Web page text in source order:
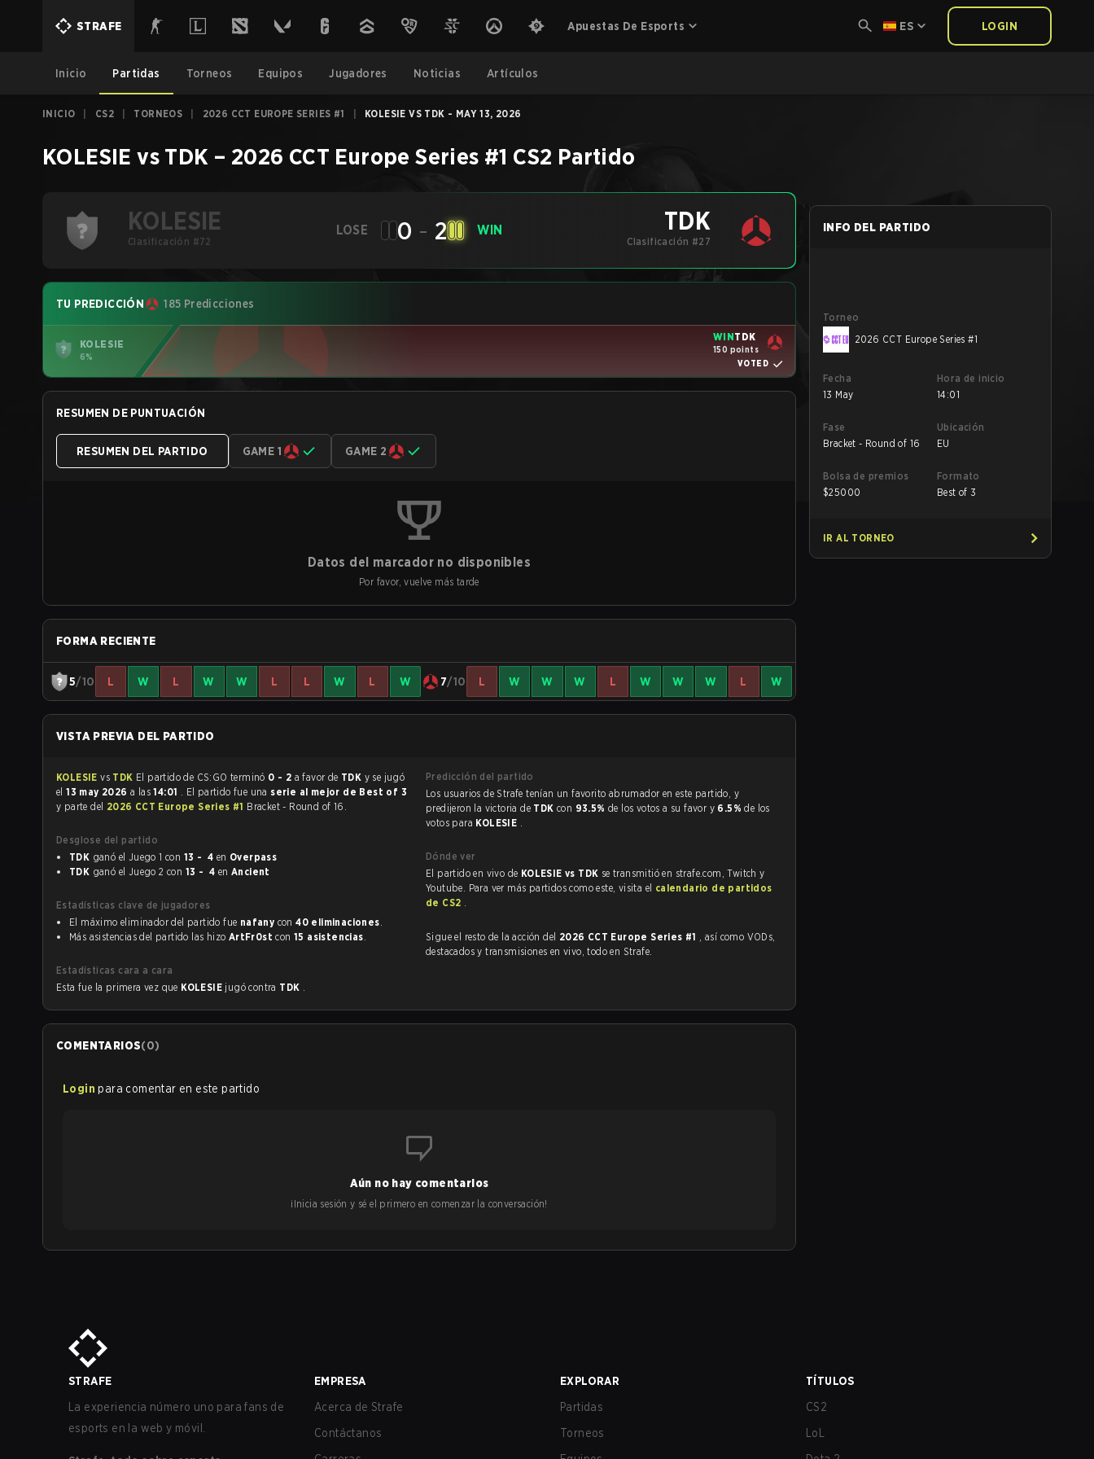
STRAFE Apuestas De Esports ES LOGIN
Inicio Partidas Torneos Equipos Jugadores Noticias Artículos
INICIO CS2 TORNEOS 2026 CCT EUROPE SERIES #1 KOLESIE VS TDK - MAY 13, 2026
KOLESIE vs TDK – 2026 CCT Europe Series #1 CS2 Partido
KOLESIE
Clasificación #72
LOSE 0 - 2 WIN TDK
Clasificación #27
TU PREDICCIÓN 185 Predicciones
KOLESIE
6%
WINTDK
150 points
VOTED
RESUMEN DE PUNTUACIÓN
RESUMEN DEL PARTIDO GAME 1 GAME 2
Datos del marcador no disponibles
Por favor, vuelve más tarde
FORMA RECIENTE
5/10 L W L W W L L W L W 7/10 L W W W L W W W L W
VISTA PREVIA DEL PARTIDO
KOLESIEvs TDK El partido de CS:GO terminó 0 - 2 a favor de TDK y se jugó
el13 may 2026 a las14:01 . El partido fue una serie al mejor de Best of 3
y parte del 2026 CCT Europe Series #1 Bracket - Round of 16.
Desglose del partido
TDK
ganó el Juego 1 con 13 - 4 en Overpass
TDK
ganó el Juego 2 con 13 - 4 en Ancient
Estadísticas clave de jugadores
El máximo eliminador del partido fue nafany con40 eliminaciones.
Más asistencias del partido las hizo ArtFr0st con 15 asistencias.
Estadísticas cara a cara
Esta fue la primera vez que KOLESIE jugó contra TDK .
Predicción del partido
Los usuarios de Strafe tenían un favorito abrumador en este partido, y
predijeron la victoria de TDK con 93.5% de los votos a su favor y 6.5%de los
votos para KOLESIE .
Dónde ver
El partido en vivo de KOLESIE vs TDK se transmitió en strafe.com, Twitch y
Youtube. Para ver más partidos como este, visita el calendario de partidos
de CS2 .
Sigue el resto de la acción del 2026 CCT Europe Series #1 , así como VODs,
destacados y transmisiones en vivo, todo en Strafe.
COMENTARIOS(0)
Login para comentar en este partido
Aún no hay comentarios
¡Inicia sesión y sé el primero en comenzar la conversación!
INFO DEL PARTIDO
Torneo
2026 CCT Europe Series #1
Fecha
13 May
Hora de inicio
14:01
Fase
Bracket - Round of 16
Ubicación
EU
Bolsa de premios
$25000
Formato
Best of 3
IR AL TORNEO
STRAFE
La experiencia número uno para fans de
esports en la web y móvil.
EMPRESA
Acerca de Strafe
Contáctanos
EXPLORAR
Partidas
Torneos
TÍTULOS
CS2
LoL